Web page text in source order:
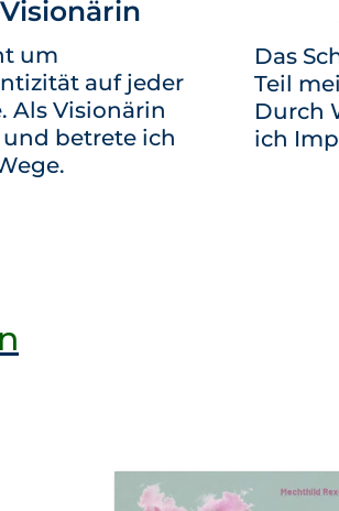
Visionärin
um
auf jeder
Als Visionärin
betrete ich
Das
Teil
Durch
ich